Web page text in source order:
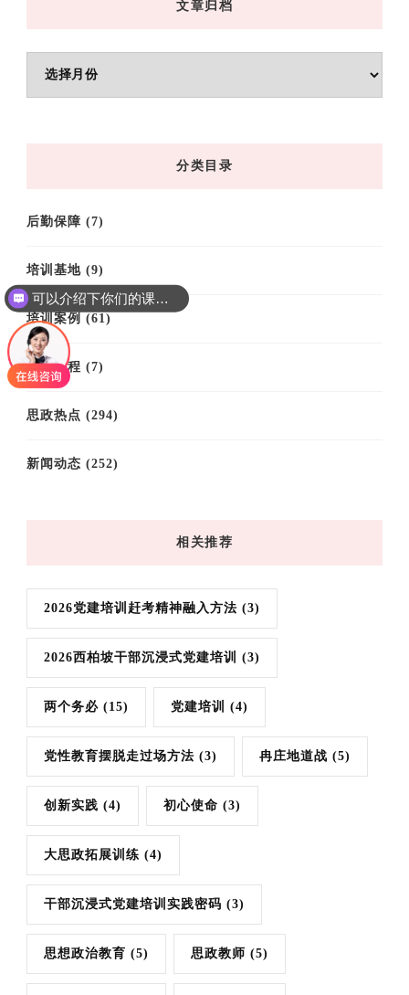
文章归档
章
分类目录
后勤保障 (7)
培训基地 (9)
培训案例 (61)
培训课程 (7)
思政热点 (294)
新闻动态 (252)
相关推荐
2026党建培训赶考精神融入方法 (3)
2026西柏坡干部沉浸式党建培训 (3)
两个务必 (15) 党建培训 (4)
党性教育摆脱走过场方法 (3) 冉庄地道战 (5)
创新实践 (4) 初心使命 (3)
大思政拓展训练 (4)
干部沉浸式党建培训实践密码 (3)
思想政治教育 (5) 思政教师 (5)
可以介绍下你们的课程吗？